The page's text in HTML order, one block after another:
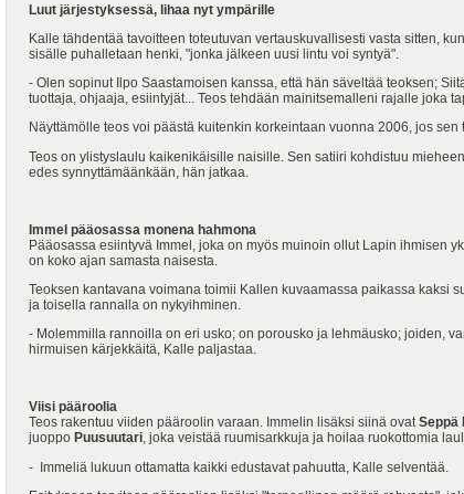
Luut järjestyksessä, lihaa nyt ympärille
Kalle tähdentää tavoitteen toteutuvan vertauskuvallisesti vasta sitten,
sisälle puhalletaan henki, "jonka jälkeen uusi lintu voi syntyä".
- Olen sopinut Ilpo Saastamoisen kanssa, että hän säveltää teoksen;
tuottaja, ohjaaja, esiintyjät... Teos tehdään mainitsemalleni rajalle joka
Näyttämölle teos voi päästä kuitenkin korkeintaan vuonna 2006, jos
Teos on ylistyslaulu kaikenikäisille naisille. Sen satiiri kohdistuu
edes synnyttämäänkään, hän jatkaa.
Immel pääosassa monena hahmona
Pääosassa esiintyvä Immel, joka on myös muinoin ollut Lapin ihmisen
on koko ajan samasta naisesta.
Teoksen kantavana voimana toimii Kallen kuvaamassa paikassa kaksi
ja toisella rannalla on nykyihminen.
- Molemmilla rannoilla on eri usko; on porousko ja lehmäusko; joiden,
hirmuisen kärjekkäitä, Kalle paljastaa.
Viisi pääroolia
Teos rakentuu viiden pääroolin varaan. Immelin lisäksi siinä ovatSeppä
juoppo Puusuutari, joka veistää ruumisarkkuja ja hoilaa ruokottomia
- Immeliä lukuun ottamatta kaikki edustavat pahuutta, Kalle selventää.